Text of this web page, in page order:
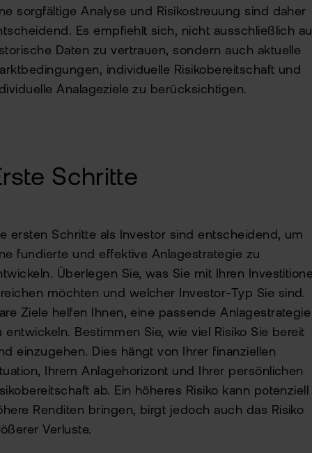
sorgfältige Analyse und Risikostreuung sind daher
Es empfiehlt sich, nicht ausschließlich
Daten zu vertrauen, sondern auch aktuelle
individuelle Risikobereitschaft und
Analageziele zu berücksichtigen.
Schritte
ersten Schritte als Investor sind entscheidend, um
fundierte und effektive Anlagestrategie zu
Überlegen Sie, was Sie mit Ihren
möchten und welcher Investor-Typ Sie sind.
Ziele helfen Ihnen, eine passende Anlagestrategie
entwickeln. Bestimmen Sie, wie viel Risiko Sie bereit
einzugehen. Dies hängt von Ihrer finanziellen
Ihrem Anlagehorizont und Ihrer persönlichen
ab. Ein höheres Risiko kann potenziell
Renditen bringen, birgt jedoch auch das Risiko
Verluste.